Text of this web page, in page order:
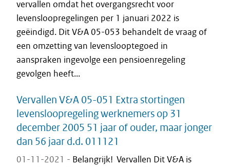
vervallen omdat het overgangsrecht voor
levensloopregelingen per 1 januari 2022 is
geëindigd. Dit V&A 05-053 behandelt de vraag of
een omzetting van levenslooptegoed in
aanspraken ingevolge een pensioenregeling
gevolgen heeft...
Vervallen V&A 05-051 Extra stortingen
levensloopregeling werknemers op 31
december 2005 51 jaar of ouder, maar jonger
dan 56 jaar d.d. 011121
01-11-2021 - Belangrijk! Vervallen Dit V&A is